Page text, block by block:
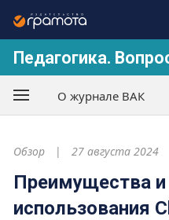
Педагогика.
О журнале ВАК
Обзор 27 августа 2024
Преимущества и
использования